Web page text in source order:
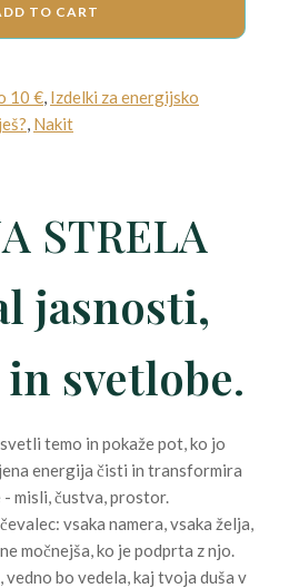
€.
TO CART
10 €, Izdelki za energijsko
, Nakit
STRELA
jasnosti,
svetlobe.
temo in pokaže pot, ko jo
energija čisti in transformira
- misli, čustva, prostor.
vsaka namera, vsaka želja,
močnejša, ko je podprta z njo.
vedno bo vedela, kaj tvoja duša v